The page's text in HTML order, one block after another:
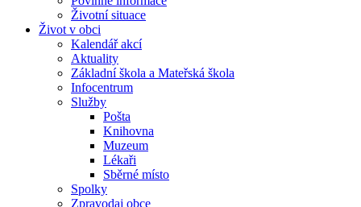
Životní situace
Život v obci
Kalendář akcí
Aktuality
Základní škola a Mateřská škola
Infocentrum
Služby
Pošta
Knihovna
Muzeum
Lékaři
Sběrné místo
Spolky
Zpravodaj obce